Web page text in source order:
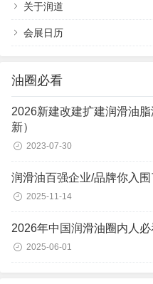
关于润道
会展日历
油圈必看
2026新建改建扩建润滑油
新）
2023-07-30
润滑油百强企业/品牌你入
2025-11-14
2026年中国润滑油圈内人必
2025-06-01